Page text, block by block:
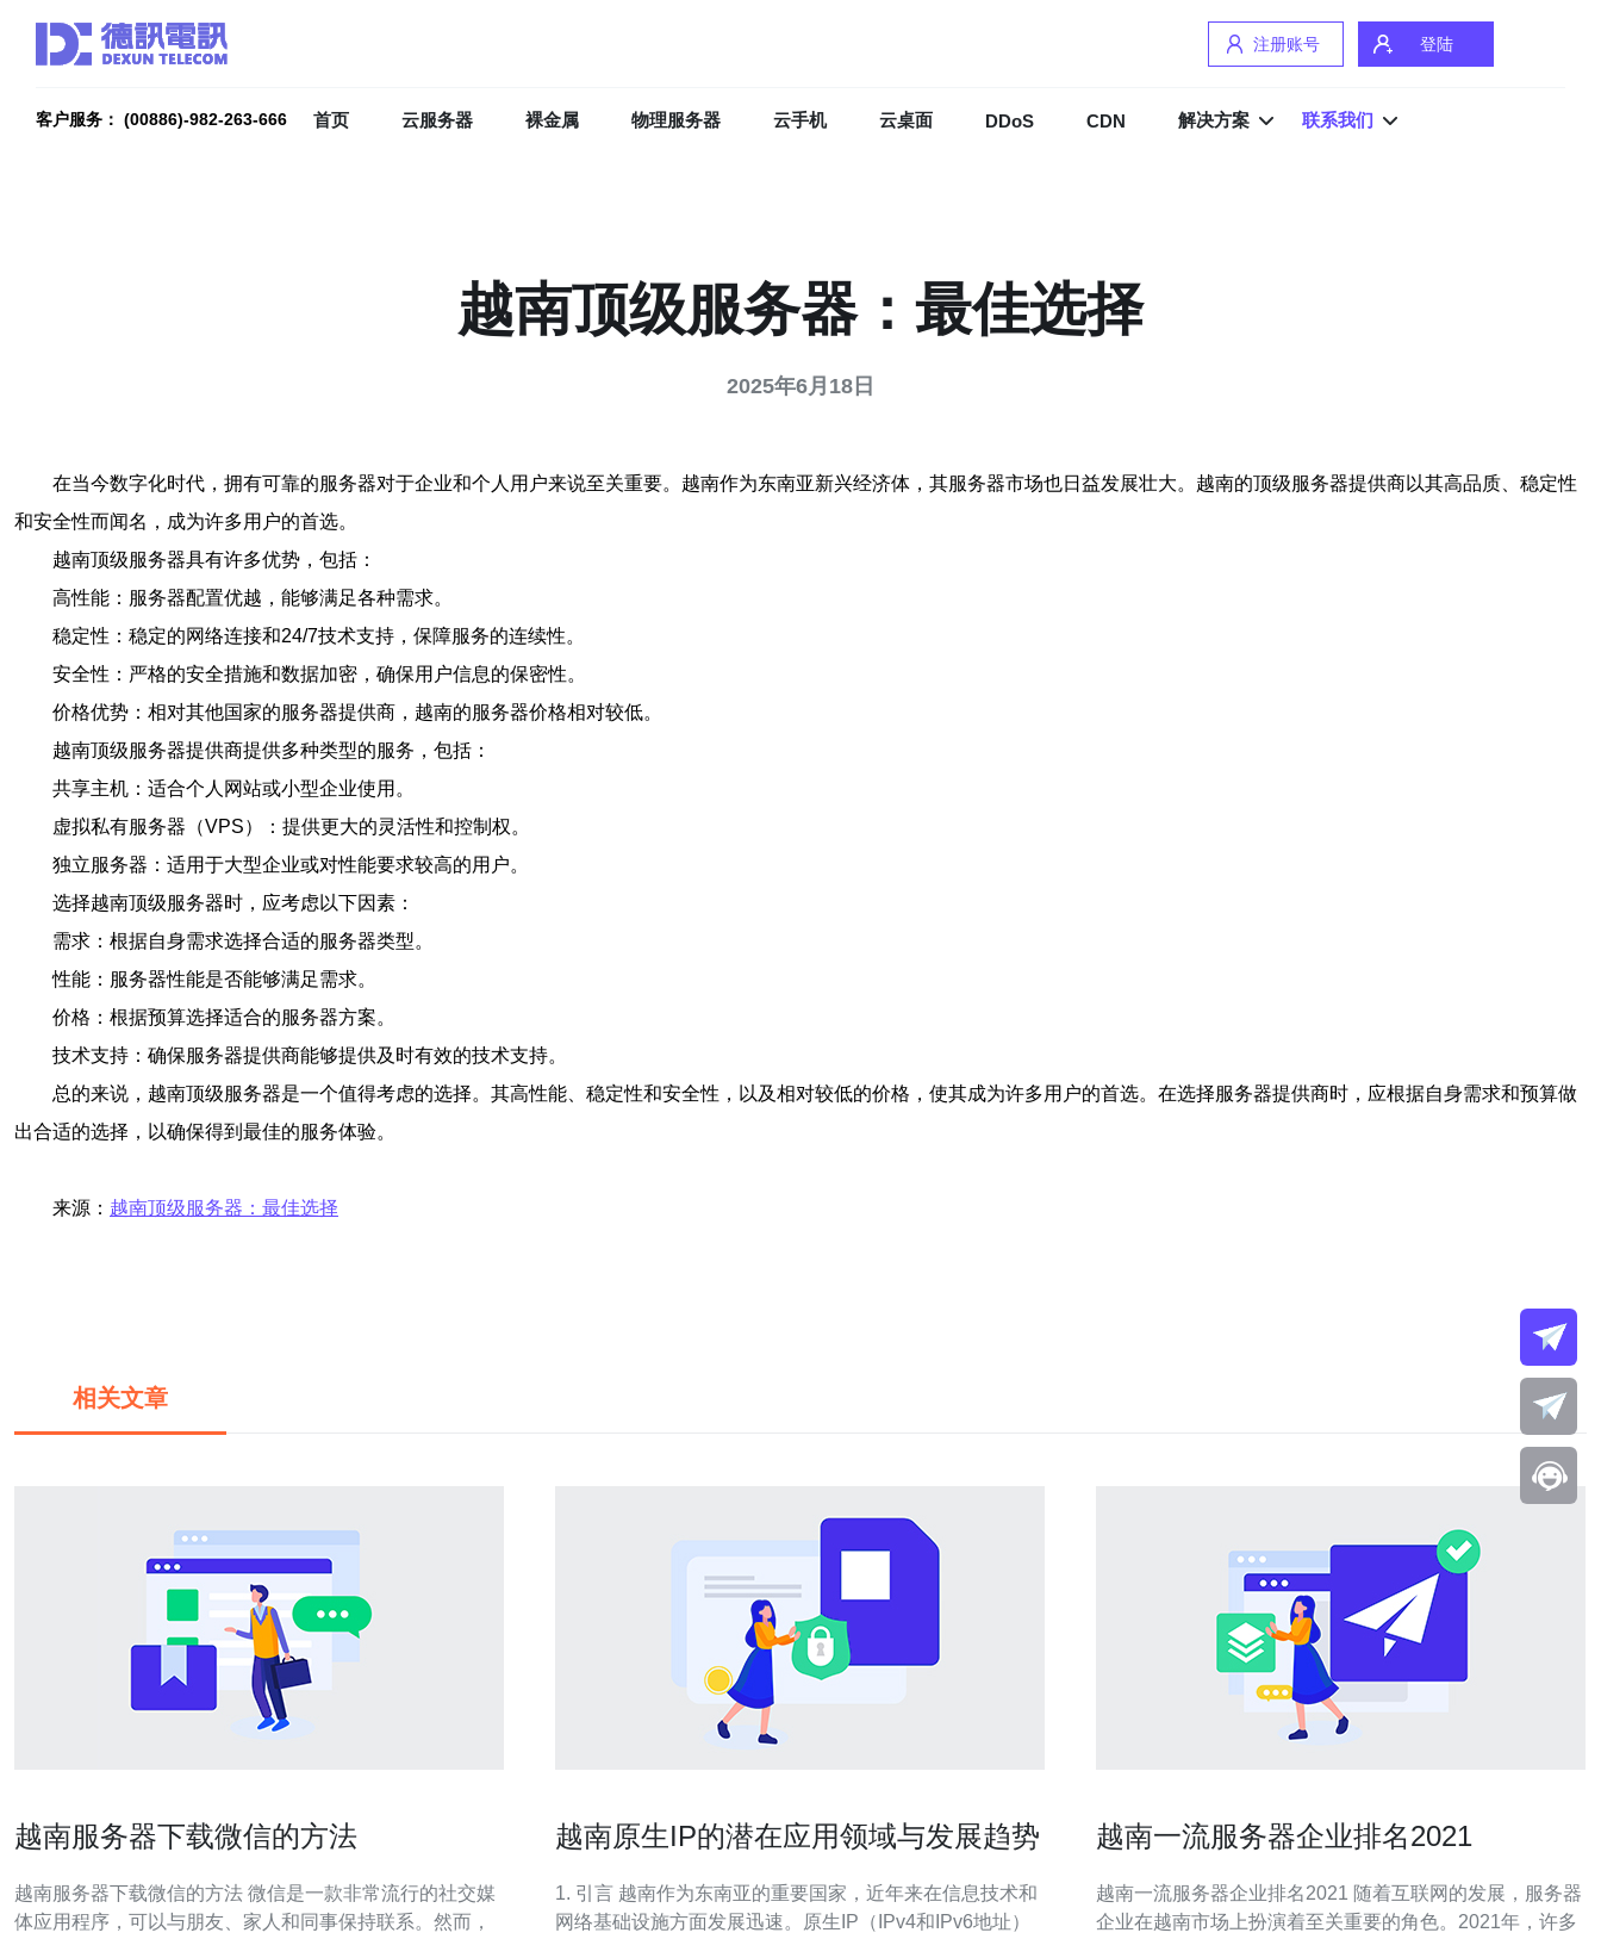
注册账号 登陆
客户服务： (00886)-982-263-666 首页 云服务器 裸金属 物理服务器 云手机 云桌面 DDoS CDN 解决方案 联系我们
越南顶级服务器：最佳选择
2025年6月18日
在当今数字化时代，拥有可靠的服务器对于企业和个人用户来说至关重要。越南作为东南亚新兴经济体，其服务器市场也日益发展壮大。越南的顶级服务器提供商以其高品质、稳定性
和安全性而闻名，成为许多用户的首选。
越南顶级服务器具有许多优势，包括：
高性能：服务器配置优越，能够满足各种需求。
稳定性：稳定的网络连接和24/7技术支持，保障服务的连续性。
安全性：严格的安全措施和数据加密，确保用户信息的保密性。
价格优势：相对其他国家的服务器提供商，越南的服务器价格相对较低。
越南顶级服务器提供商提供多种类型的服务，包括：
共享主机：适合个人网站或小型企业使用。
虚拟私有服务器（VPS）：提供更大的灵活性和控制权。
独立服务器：适用于大型企业或对性能要求较高的用户。
选择越南顶级服务器时，应考虑以下因素：
需求：根据自身需求选择合适的服务器类型。
性能：服务器性能是否能够满足需求。
价格：根据预算选择适合的服务器方案。
技术支持：确保服务器提供商能够提供及时有效的技术支持。
总的来说，越南顶级服务器是一个值得考虑的选择。其高性能、稳定性和安全性，以及相对较低的价格，使其成为许多用户的首选。在选择服务器提供商时，应根据自身需求和预算做
出合适的选择，以确保得到最佳的服务体验。
来源： 越南顶级服务器：最佳选择
相关文章
越南服务器下载微信的方法
越南服务器下载微信的方法 微信是一款非常流行的社交媒
体应用程序，可以与朋友、家人和同事保持联系。然而，
越南原生IP的潜在应用领域与发展趋势
1. 引言 越南作为东南亚的重要国家，近年来在信息技术和
网络基础设施方面发展迅速。原生IP（IPv4和IPv6地址）
越南一流服务器企业排名2021
越南一流服务器企业排名2021 随着互联网的发展，服务器
企业在越南市场上扮演着至关重要的角色。2021年，许多